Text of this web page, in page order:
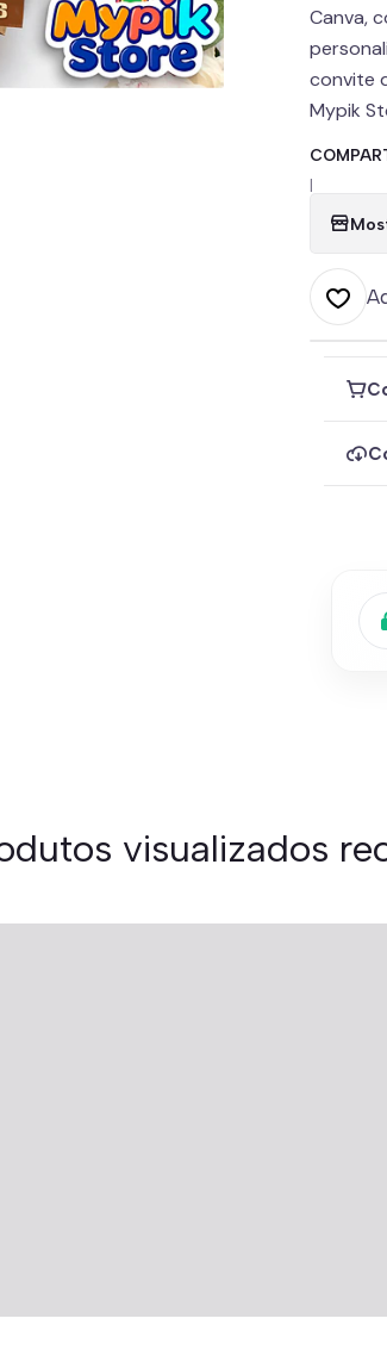
Canva,
convite
Mypik
|
visualizados